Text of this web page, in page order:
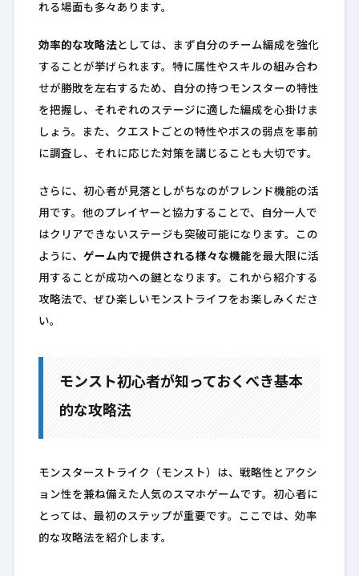
れる場面も多々あります。
効率的な攻略法としては、まず自分のチーム編成を強化
することが挙げられます。特に属性やスキルの組み合わ
せが勝敗を左右するため、自分の持つモンスターの特性
を把握し、それぞれのステージに適した編成を心掛けま
しょう。また、クエストごとの特性やボスの弱点を事前
に調査し、それに応じた対策を講じることも大切です。
さらに、初心者が見落としがちなのがフレンド機能の活
用です。他のプレイヤーと協力することで、自分一人で
はクリアできないステージも突破可能になります。この
ように、 ゲーム内で提供される様々な機能を最大限に活
用することが成功への鍵となります。これから紹介する
攻略法で、ぜひ楽しいモンストライフをお楽しみくださ
い。
モンスト初心者が知っておくべき基本
的な攻略法
モンスターストライク（モンスト）は、戦略性とアクシ
ョン性を兼ね備えた人気のスマホゲームです。初心者に
とっては、最初のステップが重要です。ここでは、効率
的な攻略法を紹介します。